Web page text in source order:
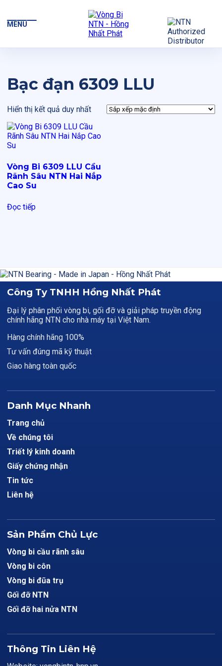
MENU
Bạc đạn 6309 LLU
Hiển thị kết quả duy nhất
Vòng Bi 6309 LLU Cầu
Rãnh Sâu NTN Hai Nắp
Cao Su
Đọc tiếp
Công Ty TNHH Hồng Nhất Phát
Đại lý phân phối vòng bi, gối đỡ và giải pháp truyền động
chính hãng NTN cho nhà máy tại Việt Nam.
Hàng chính hãng 100%
Tư vấn đúng mã kỹ thuật
Giao hàng toàn quốc
Danh Mục Nhanh
Trang chủ
Về chúng tôi
Triết lý kinh doanh
Giấy chứng nhận
Tin tức
Liên hệ
Sản Phẩm Chủ Lực
Vòng bi cầu rãnh sâu
Vòng bi côn
Vòng bi đũa trụ
Gối đỡ NTN
Gối đỡ hai nửa NTN
Thông Tin Liên Hệ